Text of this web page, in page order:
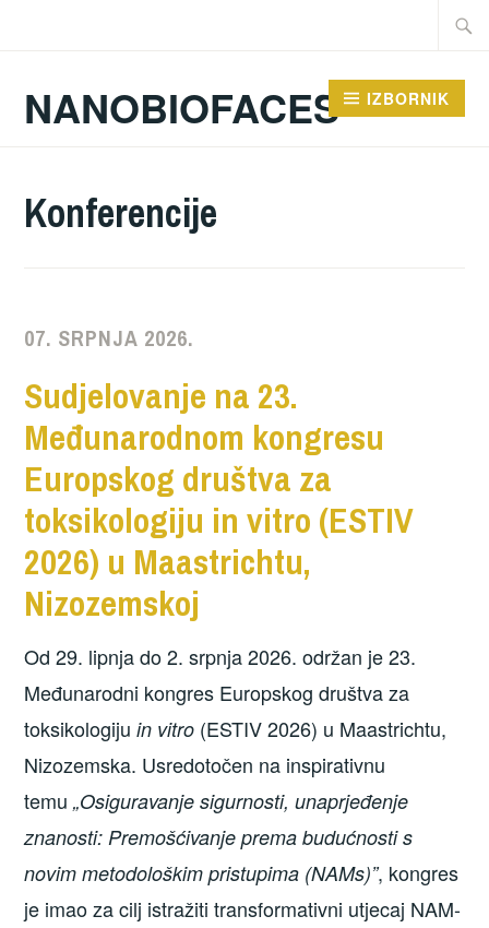
Traži:
NANOBIOFACES IZBORNIK
Konferencije
07. SRPNJA 2026.
Sudjelovanje na 23.
Međunarodnom kongresu
Europskog društva za
toksikologiju in vitro (ESTIV
2026) u Maastrichtu,
Nizozemskoj
Od 29. lipnja do 2. srpnja 2026. održan je 23.
Međunarodni kongres Europskog društva za
toksikologijuin vitro (ESTIV 2026) u Maastrichtu,
Nizozemska. Usredotočen na inspirativnu
temu„Osiguravanje sigurnosti, unaprjeđenje
znanosti: Premošćivanje prema budućnosti s
novim metodološkim pristupima (NAMs)”, kongres
je imao za cilj istražiti transformativni utjecaj NAM-